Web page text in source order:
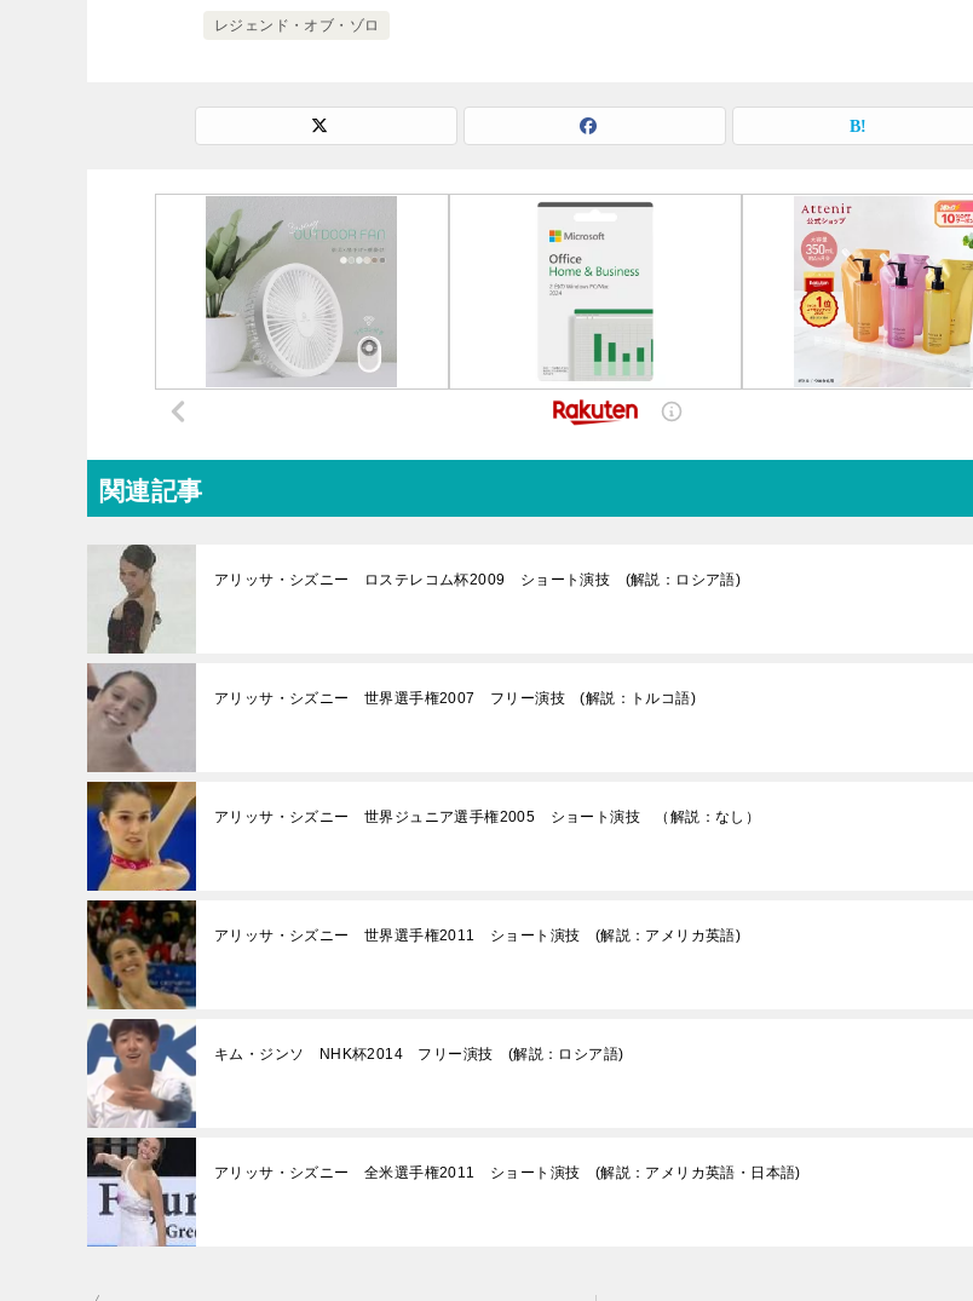
レジェンド・オブ・ゾロ
関連記事
アリッサ・シズニー ロステレコム杯2009 ショート演技 (解説：ロシア語)
アリッサ・シズニー 世界選手権2007 フリー演技 (解説：トルコ語)
アリッサ・シズニー 世界ジュニア選手権2005 ショート演技 （解説：なし）
アリッサ・シズニー 世界選手権2011 ショート演技 (解説：アメリカ英語)
キム・ジンソ NHK杯2014 フリー演技 (解説：ロシア語)
アリッサ・シズニー 全米選手権2011 ショート演技 (解説：アメリカ英語・日本語)